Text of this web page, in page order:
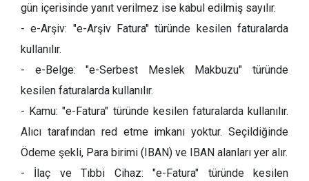
gün içerisinde yanıt verilmez ise kabul edilmiş sayılır.
- e-Arşiv: "e-Arşiv Fatura" türünde kesilen faturalarda
kullanılır.
- e-Belge: "e-Serbest Meslek Makbuzu" türünde
kesilen faturalarda kullanılır.
- Kamu: "e-Fatura" türünde kesilen faturalarda kullanılır.
Alıcı tarafından red etme imkanı yoktur. Seçildiğinde
Ödeme şekli, Para birimi (IBAN) ve IBAN alanları yer alır.
- İlaç ve Tıbbi Cihaz: "e-Fatura" türünde kesilen